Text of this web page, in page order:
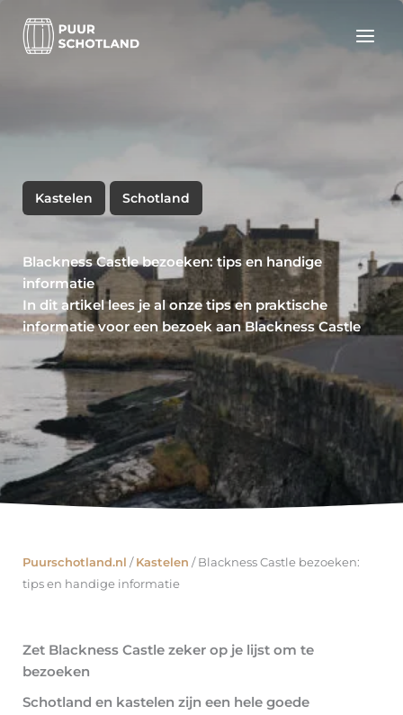
naar
Kastelen Schotland
Blackness Castle bezoeken: tips en handige
informatie
In dit artikel lees je al onze tips en praktische
informatie voor een bezoek aan Blackness Castle
Puurschotland.nl /Kastelen /Blackness Castle bezoeken:
tips en handige informatie
Zet Blackness Castle zeker op je lijst om te
bezoeken
Schotland en kastelen zijn een hele goede